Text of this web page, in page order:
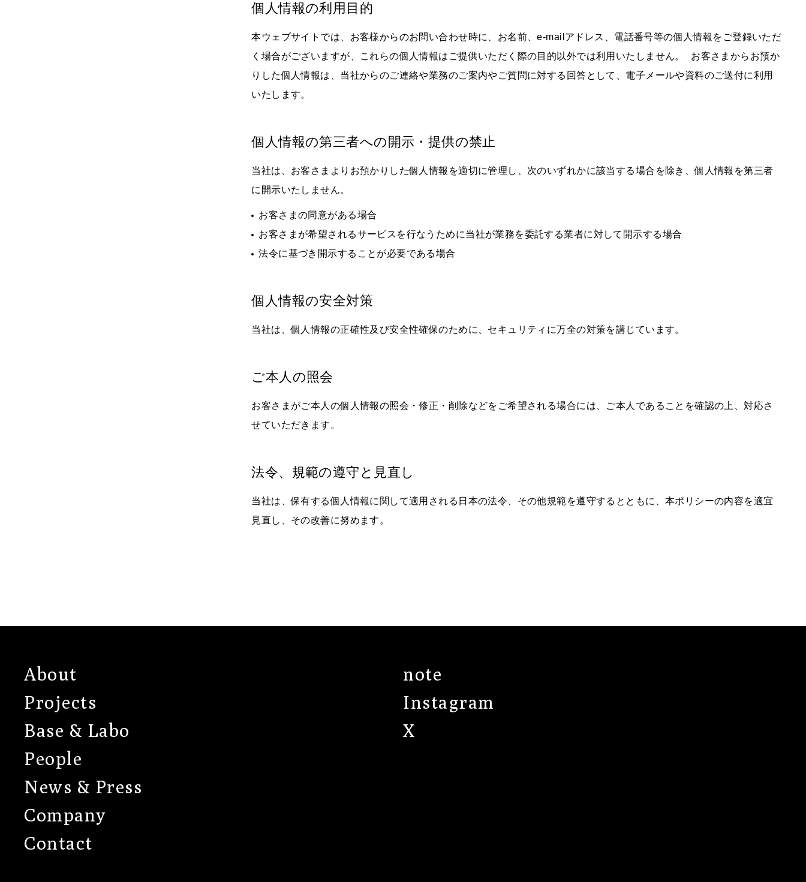
個人情報の利用目的
本ウェブサイトでは、お客様からのお問い合わせ時に、お名前、e-mailアドレス、電話番号等の個人情報をご登録いただ
く場合がございますが、これらの個人情報はご提供いただく際の目的以外では利用いたしません。 お客さまからお預か
りした個人情報は、当社からのご連絡や業務のご案内やご質問に対する回答として、電子メールや資料のご送付に利用
いたします。
個人情報の第三者への開示・提供の禁止
当社は、お客さまよりお預かりした個人情報を適切に管理し、次のいずれかに該当する場合を除き、個人情報を第三者
に開示いたしません。
お客さまの同意がある場合
お客さまが希望されるサービスを行なうために当社が業務を委託する業者に対して開示する場合
法令に基づき開示することが必要である場合
個人情報の安全対策
当社は、個人情報の正確性及び安全性確保のために、セキュリティに万全の対策を講じています。
ご本人の照会
お客さまがご本人の個人情報の照会・修正・削除などをご希望される場合には、ご本人であることを確認の上、対応さ
せていただきます。
法令、規範の遵守と見直し
当社は、保有する個人情報に関して適用される日本の法令、その他規範を遵守するとともに、本ポリシーの内容を適宜
見直し、その改善に努めます。
About
Projects
Base & Labo
People
News & Press
Company
Contact
note
Instagram
X